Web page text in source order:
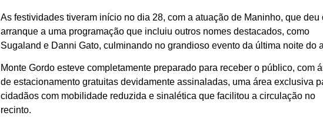
As festividades tiveram início no dia 28, com a atuação de Maninho, que deu
arranque a uma programação que incluiu outros nomes destacados, como
Sugaland e Danni Gato, culminando no grandioso evento da última noite do
Monte Gordo esteve completamente preparado para receber o público, com
de estacionamento gratuitas devidamente assinaladas, uma área exclusiva
cidadãos com mobilidade reduzida e sinalética que facilitou a circulação no
recinto.